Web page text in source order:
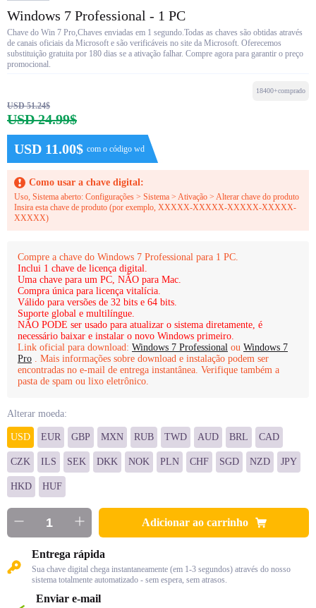
Windows 7 Professional - 1 PC
Chave do Win 7 Pro,Chaves enviadas em 1 segundo.Todas as chaves são obtidas através
de canais oficiais da Microsoft e são verificáveis no site da Microsoft. Oferecemos
substituição gratuita por 180 dias se a ativação falhar. Compre agora para garantir o preço
promocional.
USD 51.24$
USD 24.99$
USD 11.00$ com o código wd
18400+comprado
Como usar a chave digital:
Uso, Sistema aberto: Configurações > Sistema > Ativação > Alterar chave do produto
Insira esta chave de produto (por exemplo, XXXXX-XXXXX-XXXXX-XXXXX-
XXXXX)
Compre a chave do Windows 7 Professional para 1 PC.
Inclui 1 chave de licença digital.
Uma chave para um PC, NÃO para Mac.
Compra única para licença vitalícia.
Válido para versões de 32 bits e 64 bits.
Suporte global e multilíngue.
NÃO PODE ser usado para atualizar o sistema diretamente, é
necessário baixar e instalar o novo Windows primeiro.
Link oficial para download: Windows 7 Professional ou Windows 7
Pro . Mais informações sobre download e instalação podem ser
encontradas no e-mail de entrega instantânea. Verifique também a
pasta de spam ou lixo eletrônico.
Alterar moeda:
USD EUR GBP MXN RUB TWD AUD BRL CAD
CZK ILS SEK DKK NOK PLN CHF SGD NZD JPY
HKD HUF
Adicionar ao carrinho
Entrega rápida
Sua chave digital chega instantaneamente (em 1-3 segundos) através do nosso
sistema totalmente automatizado - sem espera, sem atrasos.
Enviar e-mail